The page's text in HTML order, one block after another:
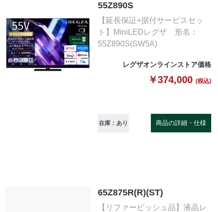
55Z890S
【延長保証+据付サービスセッ
ト】MiniLEDレグザ 形名：
55Z890S(SW5A)
レグザオンラインストア価格
￥374,000 (税込)
在庫：あり 商品の詳細・仕様
65Z875R(R)(ST)
【リファービッシュ品】液晶レ